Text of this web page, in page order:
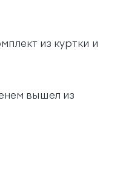
из куртки и
вышел из